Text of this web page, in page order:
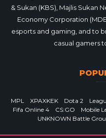
& Sukan (KBS), Majlis Sukan
Economy Corporation
esports and gaming, and to
casual gamers
MPL XPAXKEK Dota 2
Fifa Online 4
CS:GO Mobile
UNKNOWN Battle